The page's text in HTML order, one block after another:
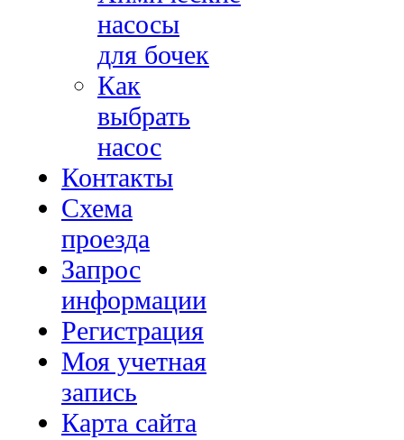
насосы
для бочек
Как
выбрать
насос
Контакты
Схема
проезда
Запрос
информации
Регистрация
Моя учетная
запись
Карта сайта